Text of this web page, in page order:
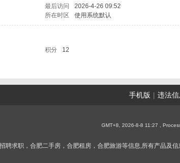
最后访问 2026-4-26 09:52
所在时区 使用系统默认
积分 12
手机版 | 违法
GMT+8, 2026-8-8 11:27 ,
聘求职，合肥二手房，合肥租房，合肥旅游等信息,所有产品